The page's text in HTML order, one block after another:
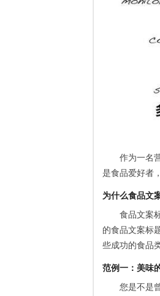
作为一名
是食品爱好者
为什么食品文
食品文案
的食品文案标
些成功的食品
范例一：美味
您是不是